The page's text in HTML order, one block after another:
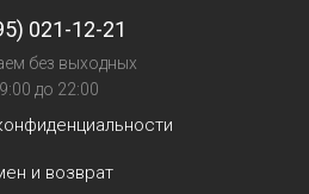
021-12-21
без выходных
до 22:00
и возврат